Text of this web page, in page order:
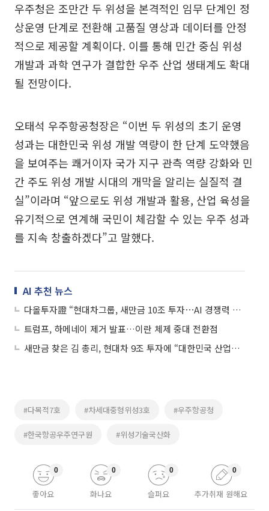
우주청은 조만간 두 위성을 본격적인 임무 단계인 정
상운영 단계로 전환해 고품질 영상과 데이터를 안정
적으로 제공할 계획이다. 이를 통해 민간 중심 위성
개발과 과학 연구가 결합한 우주 산업 생태계도 확대
될 전망이다.
오태석 우주항공청장은 “이번 두 위성의 초기 운영
성과는 대한민국 위성 개발 역량이 한 단계 도약했음
을 보여주는 쾌거이자 국가 지구 관측 역량 강화와 민
간 주도 위성 개발 시대의 개막을 알리는 실질적 결
실”이라며 “앞으로도 위성 개발과 활용, 산업 육성을
유기적으로 연계해 국민이 체감할 수 있는 우주 성과
를 지속 창출하겠다”고 말했다.
AI 추천 뉴스
다올투자證 “현대차그룹, 새만금 10조 투자⋯AI 경쟁력 전환점 될 것”
트럼프, 하메네이 제거 발표…이란 체제 중대 전환점
새만금 찾은 김 총리, 현대차 9조 투자에 “대한민국 산업지도 바꾸는 전환점”
#다목적7호 #차세대중형위성3호 #우주항공청
#한국항공우주연구원 #위성기술국산화
좋아요
0
화나요
0
슬퍼요
0
추가취재 원해요
0